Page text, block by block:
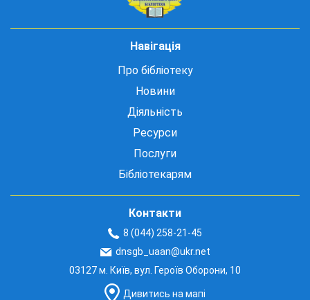
Навігація
Про бібліотеку
Новини
Діяльність
Ресурси
Послуги
Бібліотекарям
Контакти
8 (044) 258-21-45
dnsgb_uaan@ukr.net
03127 м. Київ, вул. Героїв Оборони, 10
Дивитись на мапі